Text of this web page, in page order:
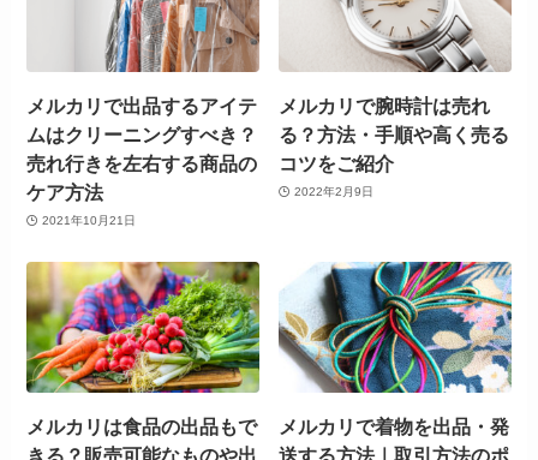
メルカリで出品するアイテ
ムはクリーニングすべき？
売れ行きを左右する商品の
ケア方法
2021年10月21日
メルカリで腕時計は売れ
る？方法・手順や高く売る
コツをご紹介
2022年2月9日
メルカリは食品の出品もで
きる？販売可能なものや出
メルカリで着物を出品・発
送する方法｜取引方法のポ